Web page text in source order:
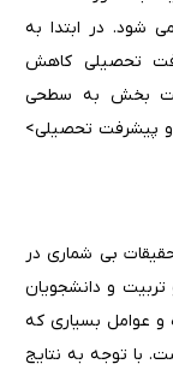
شود. در ابتدا به
تحصیلی کاهش
بخش به سطحی
پیشرفت تحصیلی>
بی شماری در
و دانشجویان
و عوامل بسیاری که
با توجه به نتایج